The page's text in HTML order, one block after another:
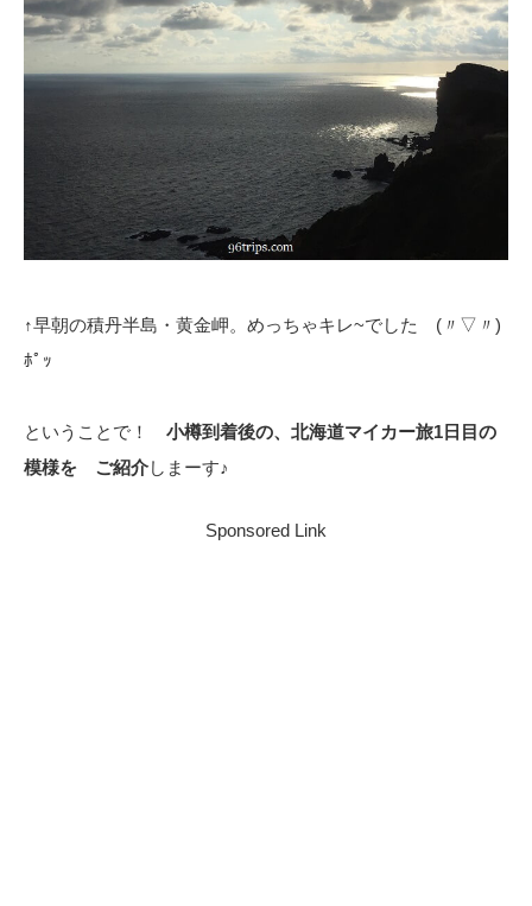
↑早朝の積丹半島・黄金岬。めっちゃキレ~でした (〃▽〃)
ﾎﾟｯ
ということで！ 小樽到着後の、北海道マイカー旅1日目の
模様を ご紹介しまーす♪
Sponsored Link